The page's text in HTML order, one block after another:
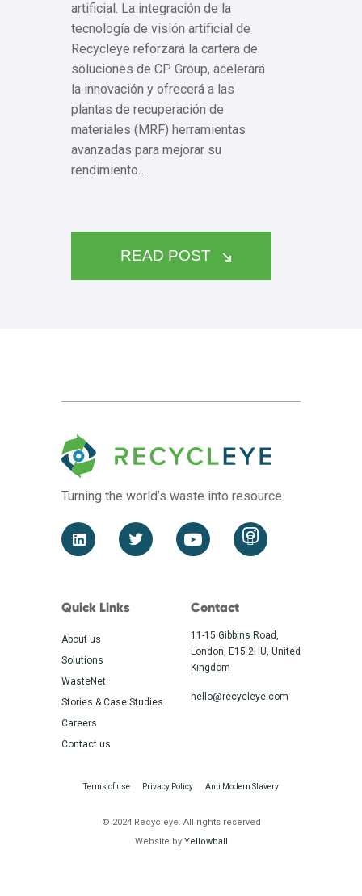
artificial. La integración de la
tecnología de visión artificial de
Recycleye reforzará la cartera de
soluciones de CP Group, acelerará
la innovación y ofrecerá a las
plantas de recuperación de
materiales (MRF) herramientas
avanzadas para mejorar su
rendimiento….
READ POST
Turning the world’s waste into resource.
Quick Links
About us
Solutions
WasteNet
Stories & Case Studies
Careers
Contact us
Contact
11-15 Gibbins Road,
London, E15 2HU, United
Kingdom
hello@recycleye.com
Terms of use Privacy Policy Anti Modern Slavery
© 2024 Recycleye. All rights reserved
Website by Yellowball